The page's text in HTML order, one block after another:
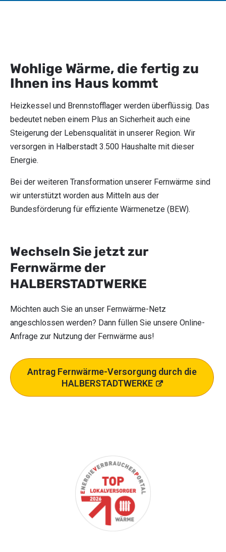
Wohlige Wärme, die fertig zu
Ihnen ins Haus kommt
Heizkessel und Brennstofflager werden überflüssig. Das
bedeutet neben einem Plus an Sicherheit auch eine
Steigerung der Lebensqualität in unserer Region. Wir
versorgen in Halberstadt 3.500 Haushalte mit dieser
Energie.
Bei der weiteren Transformation unserer Fernwärme sind
wir unterstützt worden aus Mitteln aus der
Bundesförderung für effiziente Wärmenetze (BEW).
Wechseln Sie jetzt zur
Fernwärme der
HALBERSTADTWERKE
Möchten auch Sie an unser Fernwärme-Netz
angeschlossen werden? Dann füllen Sie unsere Online-
Anfrage zur Nutzung der Fernwärme aus!
Antrag Fernwärme-Versorgung durch die
HALBERSTADTWERKE